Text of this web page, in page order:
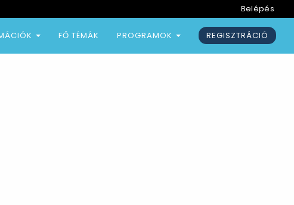
Belépés
FŐ TÉMÁK PROGRAMOK REGISZTRÁCIÓ